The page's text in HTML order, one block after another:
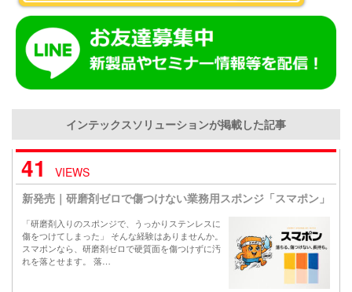
インテックスソリューションが掲載した記事
41
VIEWS
新発売｜研磨剤ゼロで傷つけない業務用スポンジ「スマポン」
「研磨剤入りのスポンジで、うっかりステンレスに
傷をつけてしまった」 そんな経験はありませんか。
スマポンなら、研磨剤ゼロで硬質面を傷つけずに汚
れを落とせます。 落…